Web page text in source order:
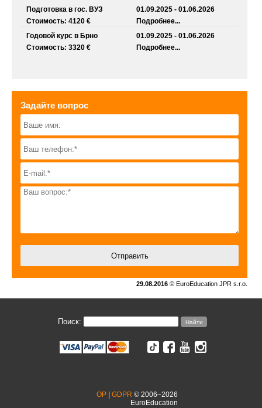
Подготовка в гос. ВУЗ
Стоимость: 4120 €
01.09.2025 - 01.06.2026
Подробнее...
Годовой курс в Брно
Стоимость: 3320 €
01.09.2025 - 01.06.2026
Подробнее...
Задайте вопрос
29.08.2016 © EuroEducation JPR s.r.o.
Поиск:
OP GDPR © 2006–2026
EuroEducation